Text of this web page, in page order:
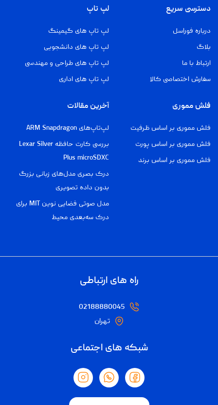
دسترسی سریع
درباره فوراسل
بلاگ
ارتباط با ما
سفارش اختصاصی کالا
لپ تاپ
لپ تاپ های گیمینگ
لپ تاپ های دانشجویی
لپ تاپ های طراحی و مهندسی
لپ تاپ های اداری
فلش مموری
فلش مموری بر اساس ظرفیت
فلش مموری بر اساس پورت
فلش مموری بر اساس برند
آخرین مقالات
لپ‌تاپ‌های ARM Snapdragon
بررسی کارت حافظه Lexar Silver
Plus microSDXC
درک بصری مدل‌های زبانی بزرگ
بدون داده تصویری
مدل صوتی فضایی نوین MIT برای
درک سه‌بعدی محیط
راه های ارتباطی
02188880045
تهران
شبکه های اجتماعی